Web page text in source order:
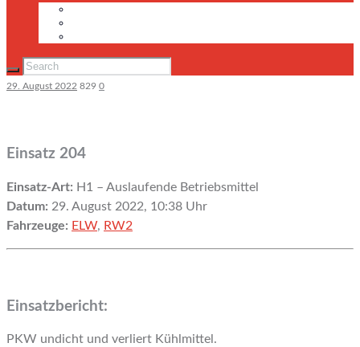
29. August 2022 829 0
Einsatz 204
Einsatz-Art: H1 – Auslaufende Betriebsmittel
Datum: 29. August 2022, 10:38 Uhr
Fahrzeuge: ELW, RW2
Einsatzbericht:
PKW undicht und verliert Kühlmittel.